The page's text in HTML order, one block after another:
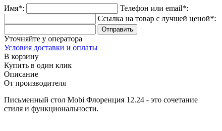
Имя*:
Телефон или email*:
Ссылка на товар с лучшей ценой*:
Уточняйте у оператора
Условия доставки и оплаты
В корзину
Купить в один клик
Описание
От производителя
Письменный стол Mobi Флоренция 12.24 - это сочетание
стиля и функциональности.